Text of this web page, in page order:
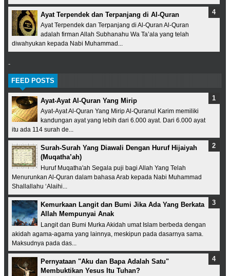
Ayat Terpendek dan Terpanjang di Al-Quran
Ayat Terpendek dan Terpanjang di Al-Quran Al-Quran
adalah firman Allah Subhanahu Wa Ta’ala yang telah
diwahyukan kepada Nabi Muhammad...
-
FEED POSTS
Ayat-Ayat Al-Quran Yang Mirip
Ayat-Ayat Al-Quran Yang Mirip Al-Quranul Karim memiliki
kandungan ayat yang lebih dari 6.000 ayat. Dari 6.000 ayat
itu ada 114 surah de...
Surah-Surah Yang Diawali Dengan Huruf Hijaiyah
(Muqatha’ah)
Huruf Muqatha'ah Segala puji bagi Allah Yang Telah
Menurunkan Al-Quran dalam bahasa Arab kepada Nabi Muhammad
Shallallahu ‘Alaihi...
Kemurkaan Langit dan Bumi Jika Ada Yang Berkata
Allah Mempunyai Anak
Langit dan Bumi Murka Akidah umat Islam berbeda dengan
akidah agama-agama yang lainnya, meskipun pada dasarnya sama.
Maksudnya pada das...
Pernyataan "Aku dan Bapa Adalah Satu"
Membuktikan Yesus Itu Tuhan?